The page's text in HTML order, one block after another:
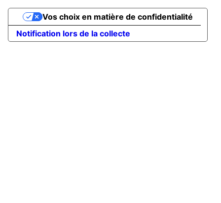
Notification lors de la collecte
Vos choix en matière de confidentialité